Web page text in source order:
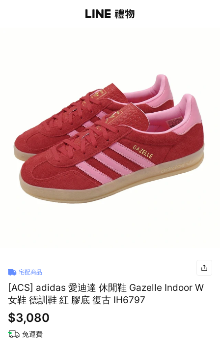
宅配商品
[ACS] adidas 愛迪達 休閒鞋 Gazelle Indoor W
女鞋 德訓鞋 紅 膠底 復古 IH6797
$3,080
免運費